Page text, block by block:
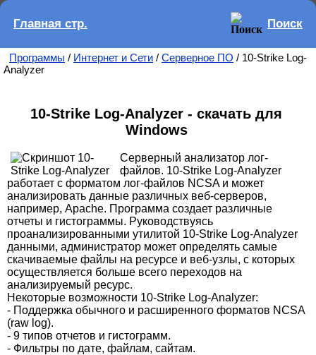
Главная стр. Поиск
Программы / Интернет и Сети / Серверное ПО / 10-Strike Log-
Analyzer
10-Strike Log-Analyzer - скачать для
Windows
Серверный анализатор лог-
файлов. 10-Strike Log-Analyzer
работает с форматом лог-файлов NCSA и может
анализировать данные различных веб-серверов,
например, Apache. Программа создает различные
отчеты и гистограммы. Руководствуясь
проанализированными утилитой 10-Strike Log-Analyzer
данными, администратор может определять самые
скачиваемые файлы на ресурсе и веб-узлы, с которых
осуществляется больше всего переходов на
анализируемый ресурс.
Некоторые возможности 10-Strike Log-Analyzer:
- Поддержка обычного и расширенного форматов NCSA
(raw log).
- 9 типов отчетов и гистограмм.
- Фильтры по дате, файлам, сайтам.